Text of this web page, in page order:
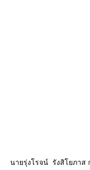
นายรุ่งโรจน์ รังสิโยภาส